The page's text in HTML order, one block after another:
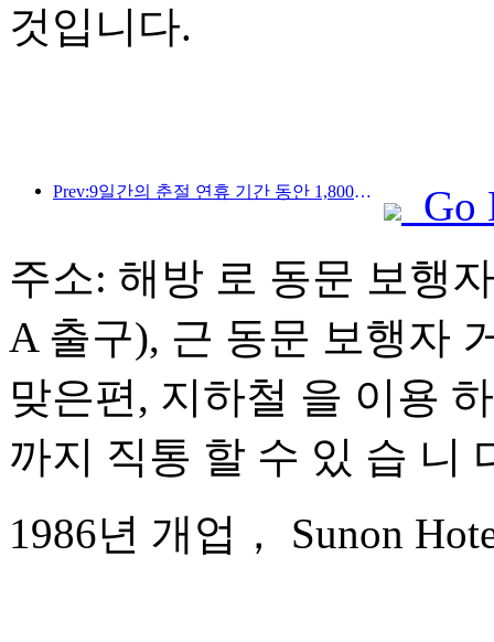
것입니다.
Prev:9일간의 춘절 연휴 기간 동안 1,800만 명 이상이 국내외를 왕래할 것으로 예상됩니다.
Go
주소: 해방 로 동문 보행
A 출구), 근 동문 보행자
맞은편, 지하철 을 이용
까지 직통 할 수 있 습 니
1986년 개업， Sunon